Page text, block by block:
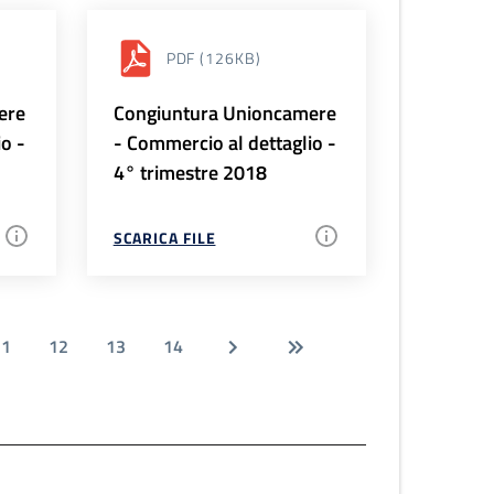
-
PDF (126KB)
Congiuntura Unioncamere
- Commercio al dettaglio -
4° trimestre 2018
SCARICA FILE
12 13 14